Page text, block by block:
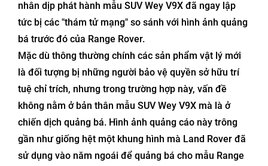
nhân dịp phát hành mẫu SUV Wey V9X đã ngay lập
tức bị các "thám tử mạng" so sánh với hình ảnh quảng
bá trước đó của Range Rover.
Mặc dù thông thường chính các sản phẩm vật lý mới
là đối tượng bị những người bảo vệ quyền sở hữu trí
tuệ chỉ trích, nhưng trong trường hợp này, vấn đề
không nằm ở bản thân mẫu SUV Wey V9X mà là ở
chiến dịch quảng bá. Hình ảnh quảng cáo này trông
gần như giống hệt một khung hình mà Land Rover đã
sử dụng vào năm ngoái để quảng bá cho mẫu Range